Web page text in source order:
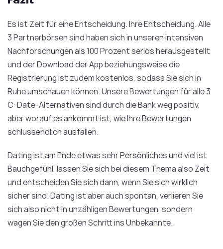
Es ist Zeit für eine Entscheidung. Ihre Entscheidung. Alle
3 Partnerbörsen sind haben sich in unseren intensiven
Nachforschungen als 100 Prozent seriös herausgestellt
und der Download der App beziehungsweise die
Registrierung ist zudem kostenlos, sodass Sie sich in
Ruhe umschauen können. Unsere Bewertungen für alle 3
C-Date-Alternativen sind durch die Bank weg positiv,
aber worauf es ankommt ist, wie Ihre Bewertungen
schlussendlich ausfallen.
Dating ist am Ende etwas sehr Persönliches und viel ist
Bauchgefühl, lassen Sie sich bei diesem Thema also Zeit
und entscheiden Sie sich dann, wenn Sie sich wirklich
sicher sind. Dating ist aber auch spontan, verlieren Sie
sich also nicht in unzähligen Bewertungen, sondern
wagen Sie den großen Schritt ins Unbekannte.